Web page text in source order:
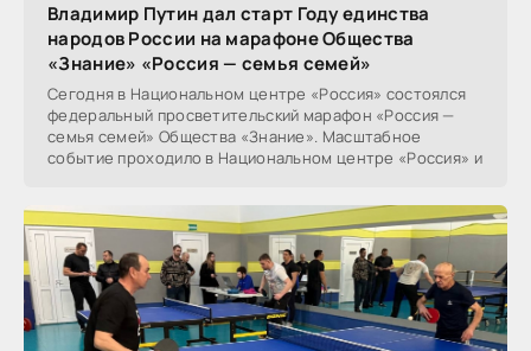
Владимир Путин дал старт Году единства
народов России на марафоне Общества
«Знание» «Россия — семья семей»
Сегодня в Национальном центре «Россия» состоялся
федеральный просветительский марафон «Россия —
семья семей» Общества «Знание». Масштабное
событие проходило в Национальном центре «Россия» и